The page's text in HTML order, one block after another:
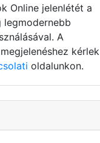
Online jelenlétét a
A
kérlek
oldalunkon.